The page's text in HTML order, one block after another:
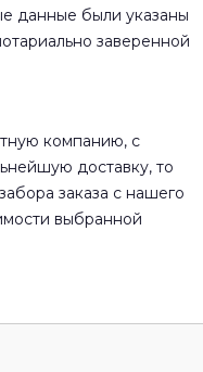
данные были указаны
заверенной
компанию, с
доставку, то
заказа с нашего
выбранной